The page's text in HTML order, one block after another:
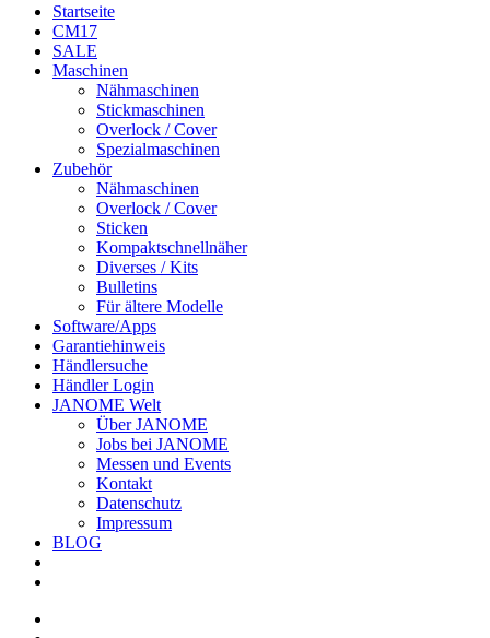
Startseite
CM17
SALE
Maschinen
Nähmaschinen
Stickmaschinen
Overlock / Cover
Spezialmaschinen
Zubehör
Nähmaschinen
Overlock / Cover
Sticken
Kompaktschnellnäher
Diverses / Kits
Bulletins
Für ältere Modelle
Software/Apps
Garantiehinweis
Händlersuche
Händler Login
JANOME Welt
Über JANOME
Jobs bei JANOME
Messen und Events
Kontakt
Datenschutz
Impressum
BLOG